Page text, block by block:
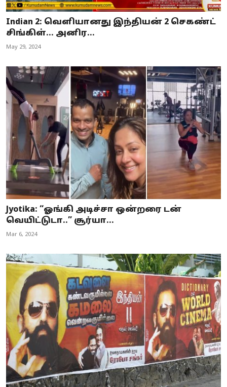
Indian 2: வெளியானது இந்தியன் 2 செகண்ட்
சிங்கிள்... அனிர...
May 29, 2024
Jyotika: “ஓங்கி அடிச்சா ஒன்றரை டன்
வெயிட்டுடா..” சூர்யா...
Mar 6, 2024